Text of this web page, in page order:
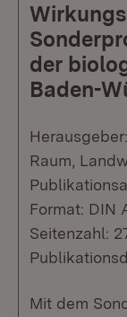
der
Baden-
Raum,
Format: DIN
Seitenzahl:
Mit dem